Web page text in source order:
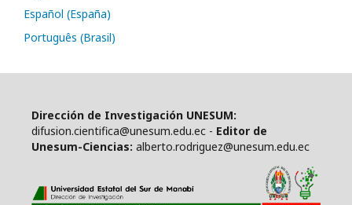
Español (España)
Português (Brasil)
Dirección de Investigación UNESUM:
difusion.cientifica@unesum.edu.ec - Editor de
Unesum-Ciencias: alberto.rodriguez@unesum.edu.ec